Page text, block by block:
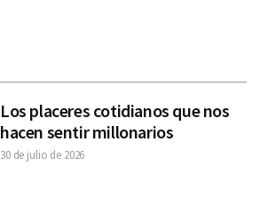
Los placeres cotidianos que nos
hacen sentir millonarios
30 de julio de 2026